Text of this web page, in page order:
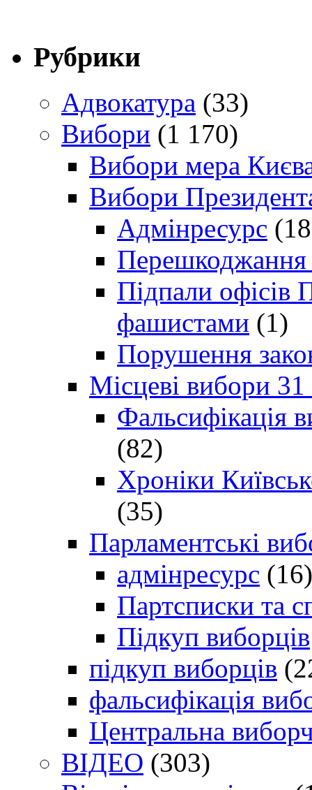
Рубрики
Адвокатура (33)
Вибори (1 170)
Вибори мера
Вибори
Адмінресурс
Перешкоджання
Підпали офісів
фашистами (1)
Порушення
Місцеві вибори
Фальсифікація
(82)
Хроніки
(35)
Парламентські
адмінресурс (16)
Партсписки та
Підкуп виборців
підкуп виборців
фальсифікація
Центральна
ВІДЕО (303)